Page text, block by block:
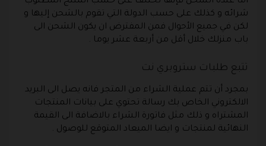
شرائه و كذلك على حسب الدولة التي تقوم بالشحن إليها و
لكن في جميع الأحوال فمن المفترض ان يكون الشحن الى
باب منزلك خلال أقل من أربعة عشر يوما .
تتبع طلبات ستروبري نت
بمجرد أن تتم عملية الشراء من المتجر فانه يصل الى البريد
الالكتروني الخاص بك رسالة تحتوي على بيانات المنتجات
المشتراه و ذلك مثل فاتورة الشراء بالاضافة الى القيمة
النهائية لمنتجات و ايضا الميعاد المتوقع للوصول .